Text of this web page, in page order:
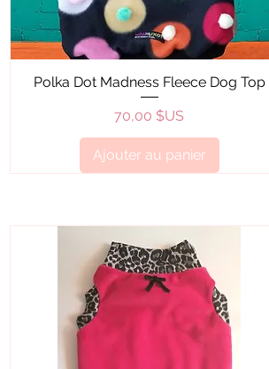
Aperçu rapide
Polka Dot Madness Fleece Dog Top
Prix
70,00 $US
Ajouter au panier